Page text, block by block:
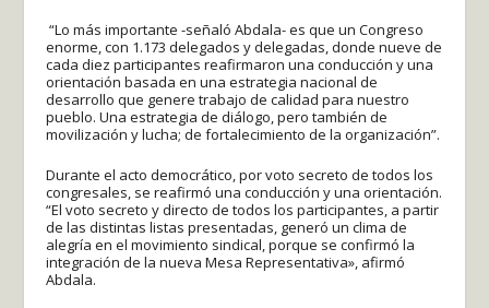
“Lo más importante -señaló Abdala- es que un Congreso
enorme, con 1.173 delegados y delegadas, donde nueve de
cada diez participantes reafirmaron una conducción y una
orientación basada en una estrategia nacional de
desarrollo que genere trabajo de calidad para nuestro
pueblo. Una estrategia de diálogo, pero también de
movilización y lucha; de fortalecimiento de la organización”.
Durante el acto democrático, por voto secreto de todos los
congresales, se reafirmó una conducción y una orientación.
“El voto secreto y directo de todos los participantes, a partir
de las distintas listas presentadas, generó un clima de
alegría en el movimiento sindical, porque se confirmó la
integración de la nueva Mesa Representativa», afirmó
Abdala.